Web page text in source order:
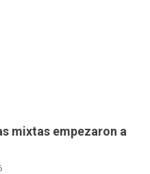
mixtas empezaron a